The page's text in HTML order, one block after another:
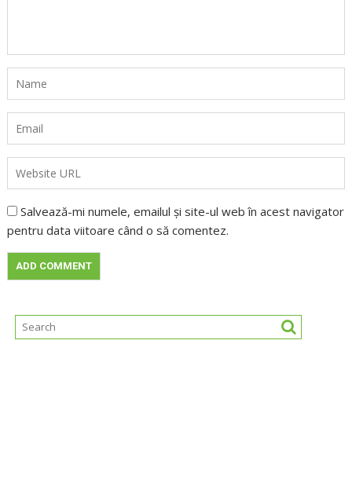
Salvează-mi numele, emailul și site-ul web în acest navigator
pentru data viitoare când o să comentez.